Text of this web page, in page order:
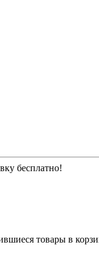
бесплатно!
товары в